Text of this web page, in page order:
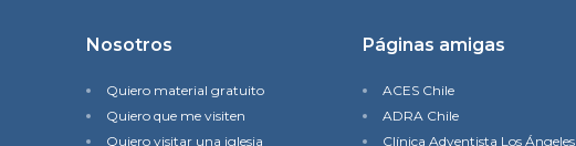
Nosotros
Quiero material gratuito
Quiero que me visiten
Quiero visitar una iglesia
Páginas amigas
ACES Chile
ADRA Chile
Clínica Adventista Los Ángeles